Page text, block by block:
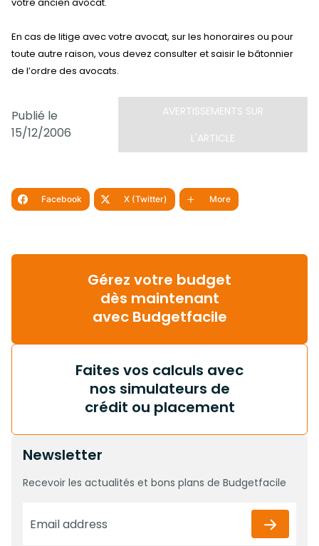
En cas de litige avec votre avocat, sur les honoraires ou pour
toute autre raison, vous devez consulter et saisir le bâtonnier
de l’ordre des avocats.
Publié le
15/12/2006
AVERTISSEMENTS SUR
L'ARTICLE
Facebook X (Twitter) More
Gérez votre budget
dès maintenant
avec Budgetfacile
Faites vos calculs avec
nos simulateurs de
crédit ou placement
Newsletter
Recevoir les actualités et bons plans de Budgetfacile